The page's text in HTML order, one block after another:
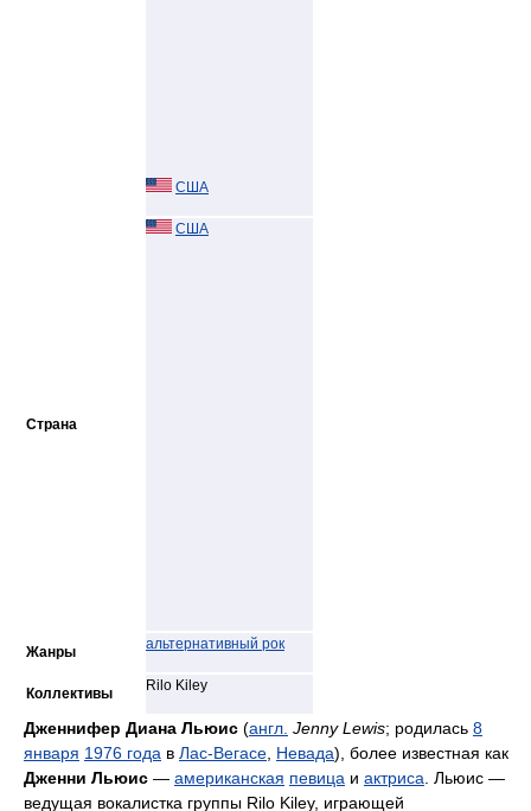
США
Страна
США
Жанры альтернативный рок
Коллективы Rilo Kiley
Дженнифер Диана Льюис (англ. Jenny Lewis; родилась 8
января 1976 года в Лас-Вегасе Невада), более известная как
Дженни Льюис — американская певица и актриса . Льюис —
ведущая вокалистка группы Rilo Kiley, играющей